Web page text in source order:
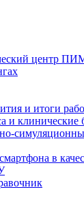
центр
и итоги
и клинические
в